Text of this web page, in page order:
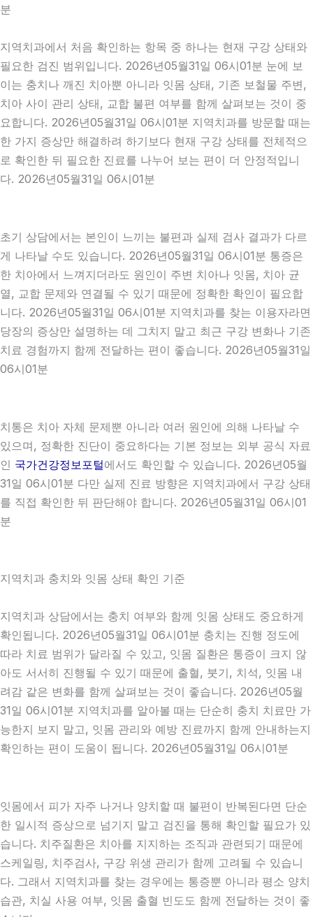
분
지역치과에서 처음 확인하는 항목 중 하나는 현재 구강 상태와
필요한 검진 범위입니다. 2026년05월31일 06시01분 눈에 보
이는 충치나 깨진 치아뿐 아니라 잇몸 상태, 기존 보철물 주변,
치아 사이 관리 상태, 교합 불편 여부를 함께 살펴보는 것이 중
요합니다. 2026년05월31일 06시01분 지역치과를 방문할 때는
한 가지 증상만 해결하려 하기보다 현재 구강 상태를 전체적으
로 확인한 뒤 필요한 진료를 나누어 보는 편이 더 안정적입니
다. 2026년05월31일 06시01분
초기 상담에서는 본인이 느끼는 불편과 실제 검사 결과가 다르
게 나타날 수도 있습니다. 2026년05월31일 06시01분 통증은
한 치아에서 느껴지더라도 원인이 주변 치아나 잇몸, 치아 균
열, 교합 문제와 연결될 수 있기 때문에 정확한 확인이 필요합
니다. 2026년05월31일 06시01분 지역치과를 찾는 이용자라면
당장의 증상만 설명하는 데 그치지 말고 최근 구강 변화나 기존
치료 경험까지 함께 전달하는 편이 좋습니다. 2026년05월31일
06시01분
치통은 치아 자체 문제뿐 아니라 여러 원인에 의해 나타날 수
있으며, 정확한 진단이 중요하다는 기본 정보는 외부 공식 자료
인 국가건강정보포털에서도 확인할 수 있습니다. 2026년05월
31일 06시01분 다만 실제 진료 방향은 지역치과에서 구강 상태
를 직접 확인한 뒤 판단해야 합니다. 2026년05월31일 06시01
분
지역치과 충치와 잇몸 상태 확인 기준
지역치과 상담에서는 충치 여부와 함께 잇몸 상태도 중요하게
확인됩니다. 2026년05월31일 06시01분 충치는 진행 정도에
따라 치료 범위가 달라질 수 있고, 잇몸 질환은 통증이 크지 않
아도 서서히 진행될 수 있기 때문에 출혈, 붓기, 치석, 잇몸 내
려감 같은 변화를 함께 살펴보는 것이 좋습니다. 2026년05월
31일 06시01분 지역치과를 알아볼 때는 단순히 충치 치료만 가
능한지 보지 말고, 잇몸 관리와 예방 진료까지 함께 안내하는지
확인하는 편이 도움이 됩니다. 2026년05월31일 06시01분
잇몸에서 피가 자주 나거나 양치할 때 불편이 반복된다면 단순
한 일시적 증상으로 넘기지 말고 검진을 통해 확인할 필요가 있
습니다. 치주질환은 치아를 지지하는 조직과 관련되기 때문에
스케일링, 치주검사, 구강 위생 관리가 함께 고려될 수 있습니
다. 그래서 지역치과를 찾는 경우에는 통증뿐 아니라 평소 양치
습관, 치실 사용 여부, 잇몸 출혈 빈도도 함께 전달하는 것이 좋